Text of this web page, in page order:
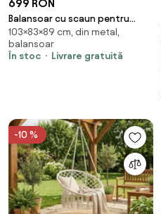
699 RON
Balansoar cu scaun pentru
suport picioare, cadru metalic,
pentru uz interior și exterior,
rezistent până la 150 kg, Alb
103×83×89 cm, din metal,
balansoar
În stoc
Livrare gratuită
-10 %